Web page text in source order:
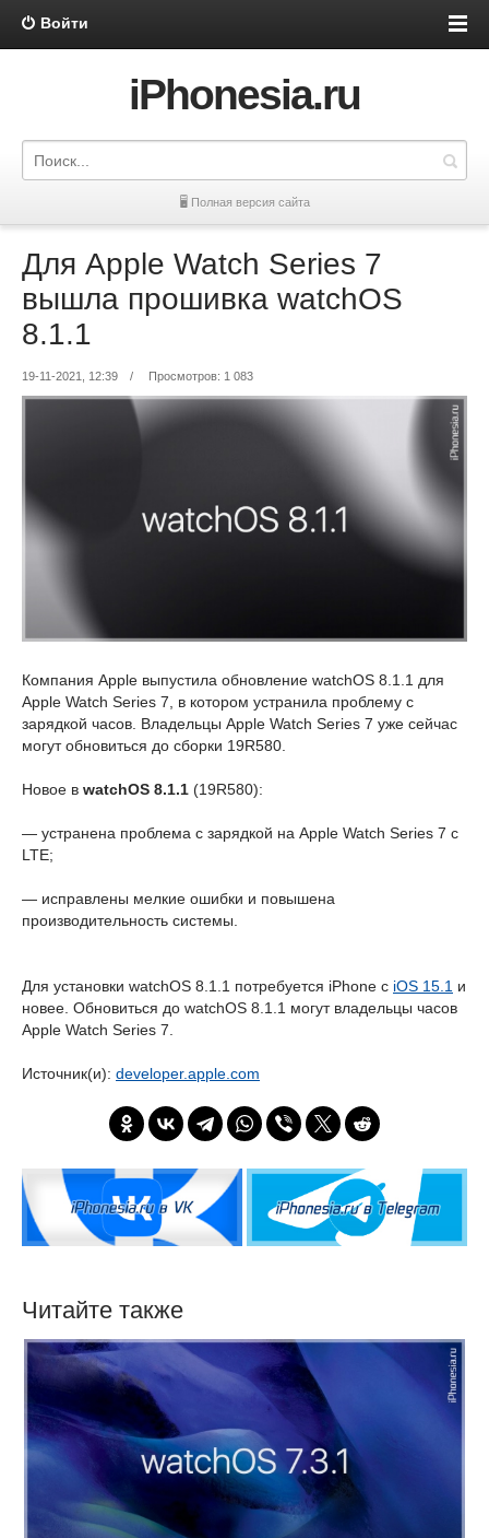
Войти
iPhonesia.ru
🖥 Полная версия сайта
Для Apple Watch Series 7
вышла прошивка watchOS
8.1.1
19-11-2021, 12:39 / Просмотров: 1 083
Компания Apple выпустила обновление watchOS 8.1.1 для
Apple Watch Series 7, в котором устранила проблему с
зарядкой часов. Владельцы Apple Watch Series 7 уже сейчас
могут обновиться до сборки 19R580.
Новое в watchOS 8.1.1 (19R580):
— устранена проблема с зарядкой на Apple Watch Series 7 с
LTE;
— исправлены мелкие ошибки и повышена
производительность системы.
Для установки watchOS 8.1.1 потребуется iPhone с iOS 15.1 и
новее. Обновиться до watchOS 8.1.1 могут владельцы часов
Apple Watch Series 7.
Источник(и): developer.apple.com
Читайте также